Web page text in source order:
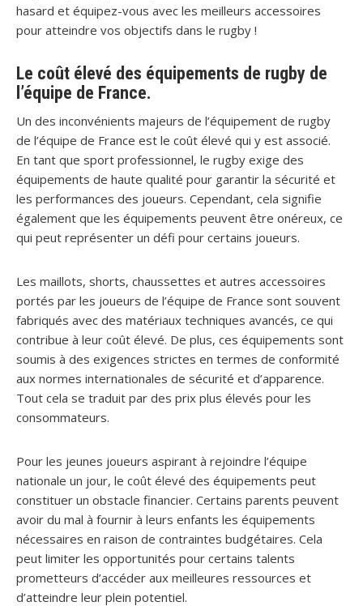
hasard et équipez-vous avec les meilleurs accessoires
pour atteindre vos objectifs dans le rugby !
Le coût élevé des équipements de rugby de
l’équipe de France.
Un des inconvénients majeurs de l’équipement de rugby
de l’équipe de France est le coût élevé qui y est associé.
En tant que sport professionnel, le rugby exige des
équipements de haute qualité pour garantir la sécurité et
les performances des joueurs. Cependant, cela signifie
également que les équipements peuvent être onéreux, ce
qui peut représenter un défi pour certains joueurs.
Les maillots, shorts, chaussettes et autres accessoires
portés par les joueurs de l’équipe de France sont souvent
fabriqués avec des matériaux techniques avancés, ce qui
contribue à leur coût élevé. De plus, ces équipements sont
soumis à des exigences strictes en termes de conformité
aux normes internationales de sécurité et d’apparence.
Tout cela se traduit par des prix plus élevés pour les
consommateurs.
Pour les jeunes joueurs aspirant à rejoindre l’équipe
nationale un jour, le coût élevé des équipements peut
constituer un obstacle financier. Certains parents peuvent
avoir du mal à fournir à leurs enfants les équipements
nécessaires en raison de contraintes budgétaires. Cela
peut limiter les opportunités pour certains talents
prometteurs d’accéder aux meilleures ressources et
d’atteindre leur plein potentiel.